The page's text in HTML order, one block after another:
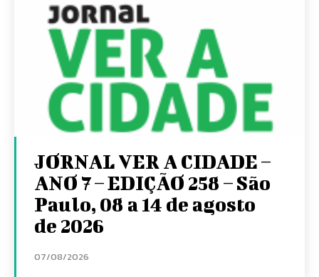
JORNAL VER A CIDADE –
ANO 7 – EDIÇÃO 258 – São
Paulo, 08 a 14 de agosto
de 2026
07/08/2026